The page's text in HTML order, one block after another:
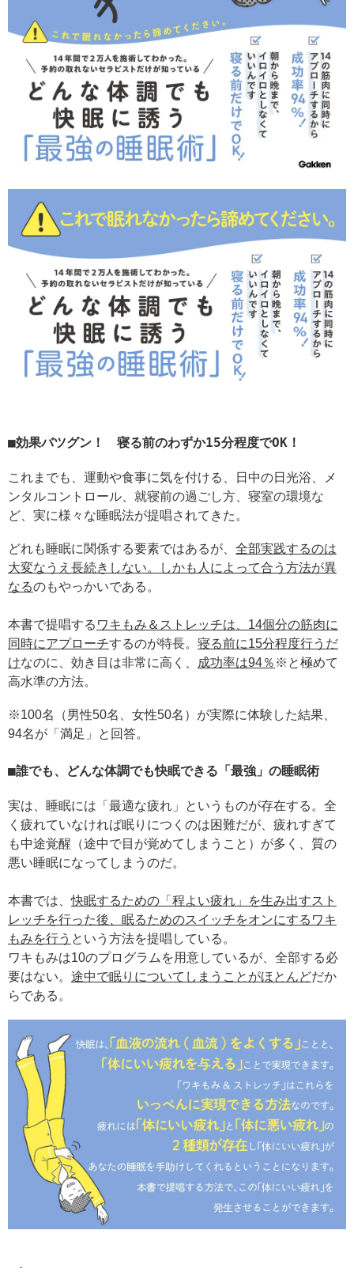
効果バツグン！ 寝る前のわずか15分程度でOK！
これまでも、運動や食事に気を付ける、日中の日光浴、メ
ンタルコントロール、就寝前の過ごし方、寝室の環境な
ど、実に様々な睡眠法が提唱されてきた。
どれも睡眠に関係する要素ではあるが、 全部実践するのは
大変なうえ長続きしない。しかも人によって合う方法が異
なるのもやっかいである。
本書で提唱する ワキもみ＆ストレッチは、14個分の筋肉に
同時にアプローチするのが特長。 寝る前に15分程度行うだ
けなのに、効き目は非常に高く、 成功率は94％ ※と極めて
高水準の方法。
※100名（男性50名、女性50名）が実際に体験した結果、
94名が「満足」と回答。
誰でも、どんな体調でも快眠できる「最強」の睡眠術
実は、睡眠には「最適な疲れ」というものが存在する。全
く疲れていなければ眠りにつくのは困難だが、疲れすぎて
も中途覚醒（途中で目が覚めてしまうこと）が多く、質の
悪い睡眠になってしまうのだ。
本書では、快眠するための「程よい疲れ」を生み出すスト
レッチを行った後、眠るためのスイッチをオンにするワキ
もみを行う という方法を提唱している。
ワキもみは10のプログラムを用意しているが、全部する必
要はない。 途中で眠りについてしまうことがほとんどだか
らである。